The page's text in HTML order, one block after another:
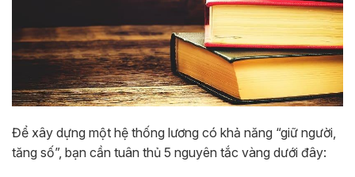
Để xây dựng một hệ thống lương có khả năng “giữ người,
tăng số”, bạn cần tuân thủ 5 nguyên tắc vàng dưới đây: